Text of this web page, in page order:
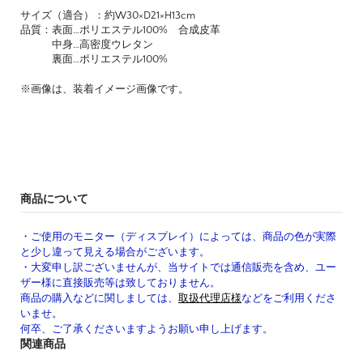
サイズ（適合）：約W30×D21×H13cm
品質：表面…ポリエステル100% 合成皮革
中身…高密度ウレタン
裏面…ポリエステル100%
※画像は、装着イメージ画像です。
商品について
・ご使用のモニター（ディスプレイ）によっては、商品の色が実際
と少し違って見える場合がございます。
・大変申し訳ございませんが、当サイトでは通信販売を含め、ユー
ザー様に直接販売等は致しておりません。
商品の購入などに関しましては、 取扱代理店様などをご利用くださ
いませ。
何卒、ご了承くださいますようお願い申し上げます。
関連商品